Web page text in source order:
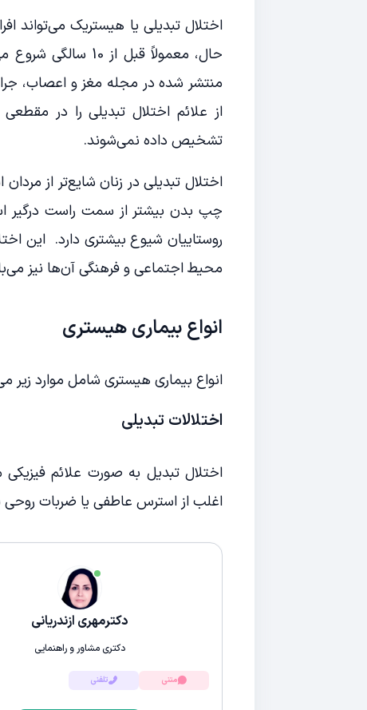
اختلال تبدیلی یا هیستریک می‌تواند
از علائم اختلال تبدیلی را در
تشخیص داده نمی‌شوند.
اختلال تبدیلی در زنان شایع‌تر از
چپ بدن بیشتر از سمت راست درگیر
روستاییان شیوع بیشتری دارد. این
محیط اجتماعی و فرهنگی آن‌ها نیز
انواع بیماری هیستری
انواع بیماری هیستری شامل موارد زیر
اختلالات تبدیلی
اختلال تبدیل به صورت علائم
اغلب از استرس عاطفی یا ضربات
دکترمهری ازندریانی
دکتری مشاور و راهنمایی
متنی تلفنی